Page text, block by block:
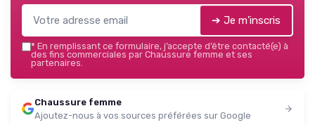
➔ Je m'inscris
* En remplissant ce formulaire, j’accepte d’être contacté(e) à
des fins commerciales par Chaussure femme et ses
partenaires.
Chaussure femme
Ajoutez-nous à vos sources préférées sur Google